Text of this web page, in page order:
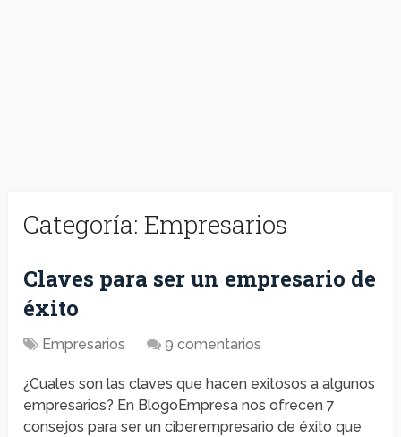
Categoría:Empresarios
Claves para ser un empresario de
éxito
Empresarios 9 comentarios
¿Cuales son las claves que hacen exitosos a algunos
empresarios? En BlogoEmpresa nos ofrecen 7
consejos para ser un ciberempresario de éxito que